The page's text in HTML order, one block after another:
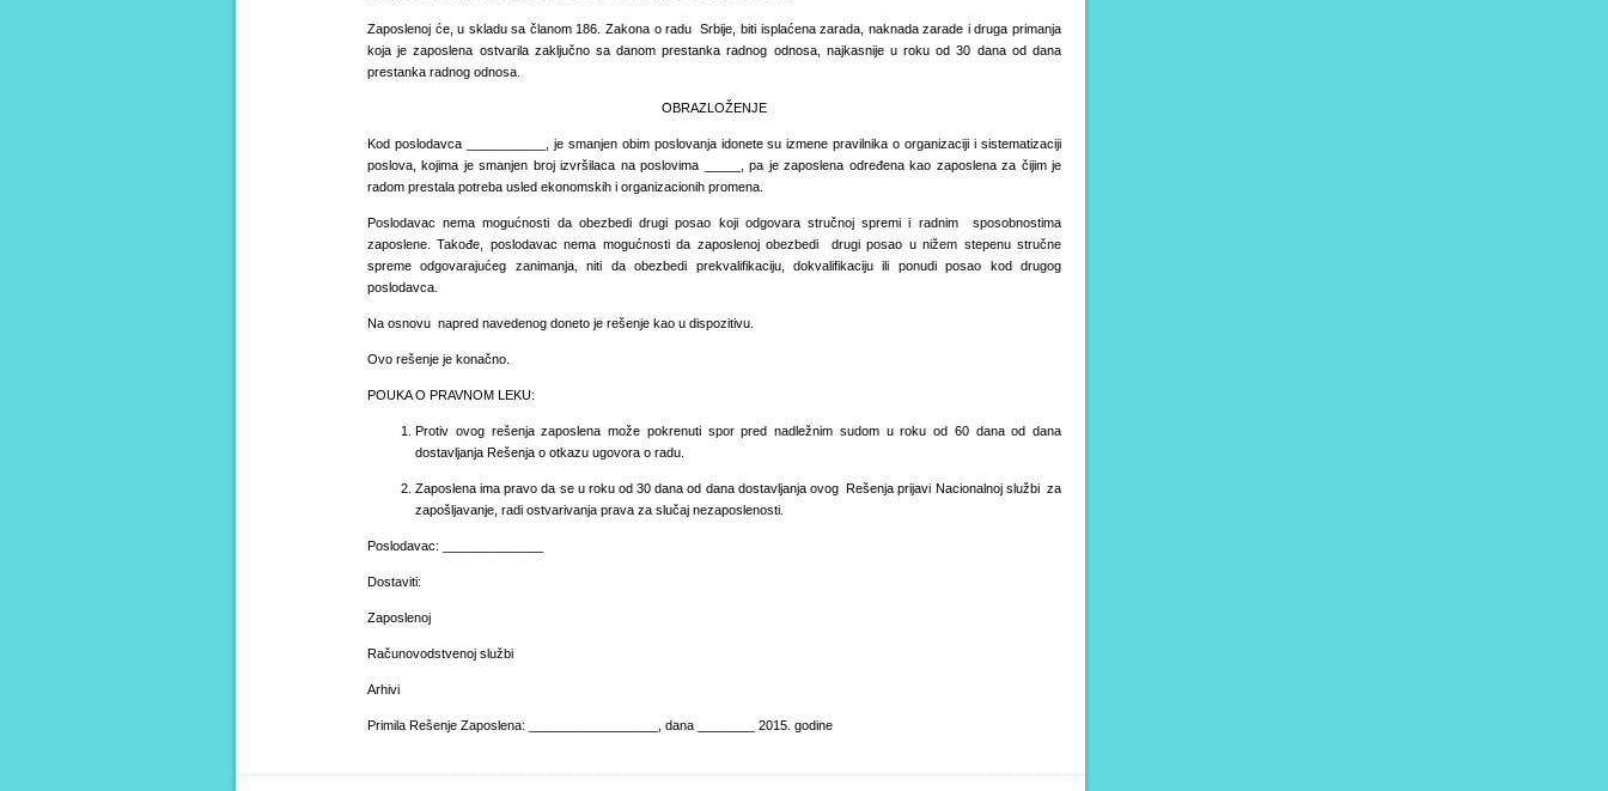
Zaposlenoj će, u skladu sa članom 186. Zakona o radu Srbije, biti isplaćena zarada, naknada zarade i druga primanja
koja je zaposlena ostvarila zaključno sa danom prestanka radnog odnosa, najkasnije u roku od 30 dana od dana
prestanka radnog odnosa.
OBRAZLOŽENJE
Kod poslodavca ___________, je smanjen obim poslovanja idonete su izmene pravilnika o organizaciji i sistematizaciji
poslova, kojima je smanjen broj izvršilaca na poslovima _____, pa je zaposlena određena kao zaposlena za čijim je
radom prestala potreba usled ekonomskih i organizacionih promena.
Poslodavac nema mogućnosti da obezbedi drugi posao koji odgovara stručnoj spremi i radnim sposobnostima
zaposlene. Takođe, poslodavac nema mogućnosti da zaposlenoj obezbedi drugi posao u nižem stepenu stručne
spreme odgovarajućeg zanimanja, niti da obezbedi prekvalifikaciju, dokvalifikaciju ili ponudi posao kod drugog
poslodavca.
Na osnovu napred navedenog doneto je rešenje kao u dispozitivu.
Ovo rešenje je konačno.
POUKA O PRAVNOM LEKU:
Protiv ovog rešenja zaposlena može pokrenuti spor pred nadležnim sudom u roku od 60 dana od dana
dostavljanja Rešenja o otkazu ugovora o radu.
Zaposlena ima pravo da se u roku od 30 dana od dana dostavljanja ovog Rešenja prijavi Nacionalnoj službi za
zapošljavanje, radi ostvarivanja prava za slučaj nezaposlenosti.
Poslodavac: ______________
Dostaviti:
Zaposlenoj
Računovodstvenoj službi
Arhivi
Primila Rešenje Zaposlena: __________________, dana ________ 2015. godine